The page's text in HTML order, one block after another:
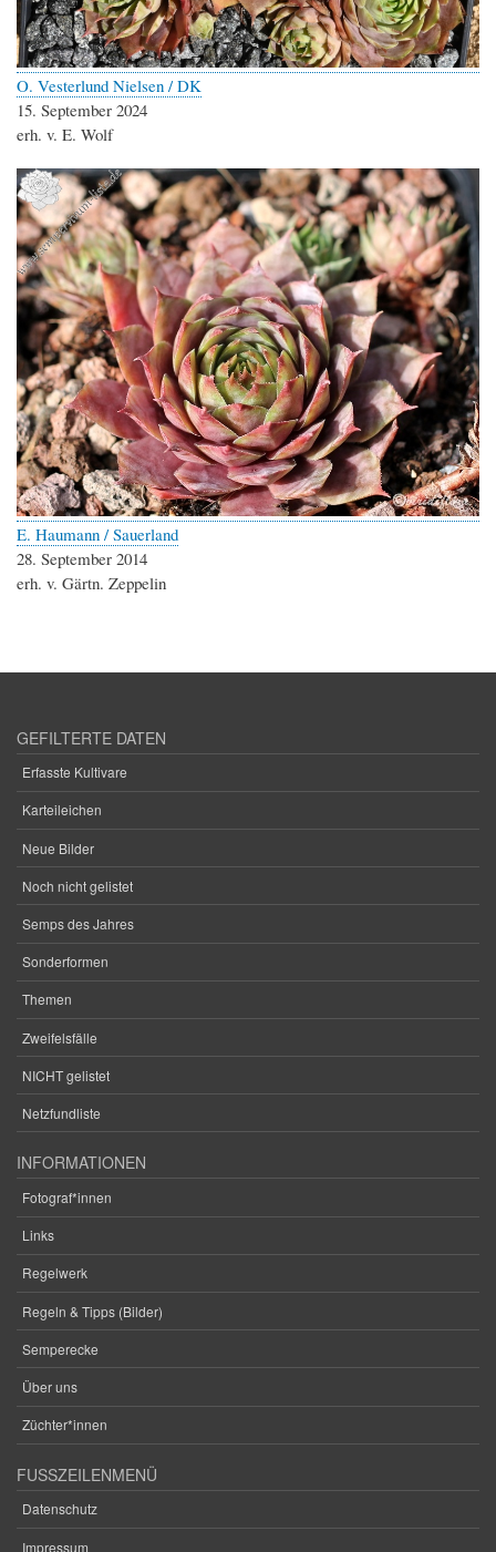
O. Vesterlund Nielsen / DK
15. September 2024
erh. v. E. Wolf
E. Haumann / Sauerland
28. September 2014
erh. v. Gärtn. Zeppelin
GEFILTERTE DATEN
Erfasste Kultivare
Karteileichen
Neue Bilder
Noch nicht gelistet
Semps des Jahres
Sonderformen
Themen
Zweifelsfälle
NICHT gelistet
Netzfundliste
INFORMATIONEN
Fotograf*innen
Links
Regelwerk
Regeln & Tipps (Bilder)
Semperecke
Über uns
Züchter*innen
FUSSZEILENMENÜ
Datenschutz
Impressum